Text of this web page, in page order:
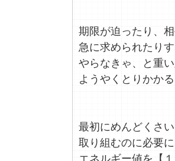
期限が迫ったり、
急に求められたりす
やらなきゃ、と重
ようやくとりかかる
最初にめんどくさ
取り組むのに必要
エネルギー値を【１